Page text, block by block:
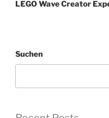
LEGO Wave Creator
Suchen